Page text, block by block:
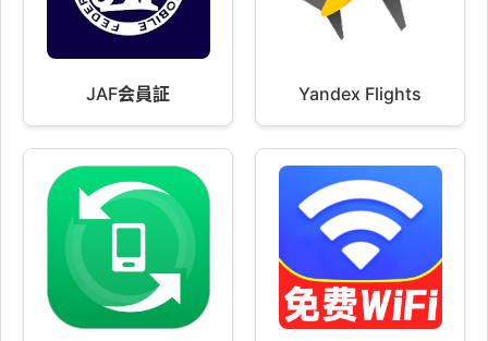
JAF会員証 Yandex Flights